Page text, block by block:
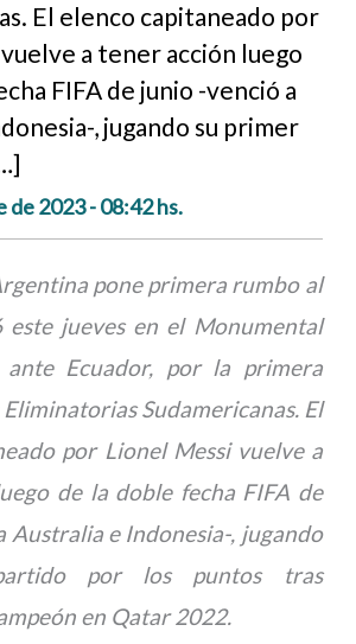
El elenco capitaneado por
a tener acción luego
FIFA de junio -venció a
, jugando su primer
de 2023 - 08:42 hs.
pone primera rumbo al
este jueves en el Monumental
Ecuador, por la primera
Sudamericanas. El
por Lionel Messi vuelve a
de la doble fecha FIFA de
Australia e Indonesia-, jugando
por los puntos tras
en Qatar 2022.